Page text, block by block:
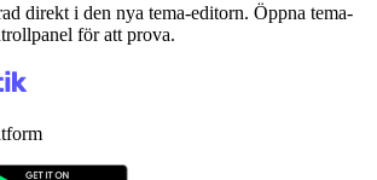
direkt i den nya tema-editorn. Öppna tema-
för att prova.